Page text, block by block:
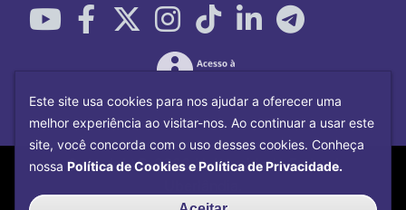
Copyright©2026Universidade Federal
Este site usa cookies para nos ajudar a oferecer uma
melhor experiência ao visitar-nos. Ao continuar a usar este
site, você concorda com o uso desses cookies. Conheça
nossa Política de Cookies e Política de Privacidade.